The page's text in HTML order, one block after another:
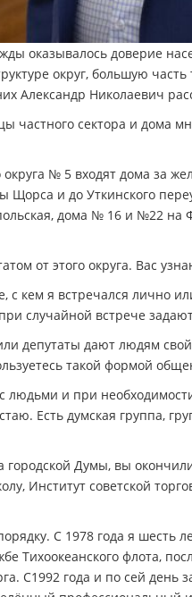
оказывалось доверие
округ, большую
Александр Николаевич
частного сектора и дома
№ 5 входят дома за
Щорса и до Уткинского
дома № 16 и №22 на
от этого округа. Вас
кем я встречался лично
случайной встрече
депутаты дают людям
такой формой
и при
Есть думская группа,
Думы, вы
Институт советской
С 1978 года я
Тихоокеанского флота,
С1992 года и по сей